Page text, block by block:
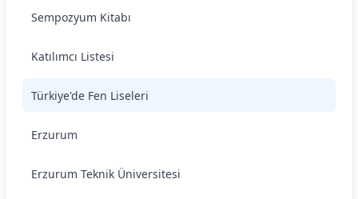
Sempozyum Kitabı
Katılımcı Listesi
Türkiye'de Fen Liseleri
Erzurum
Erzurum Teknik Üniversitesi